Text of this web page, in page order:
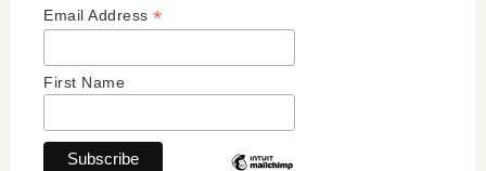
Email Address *
First Name